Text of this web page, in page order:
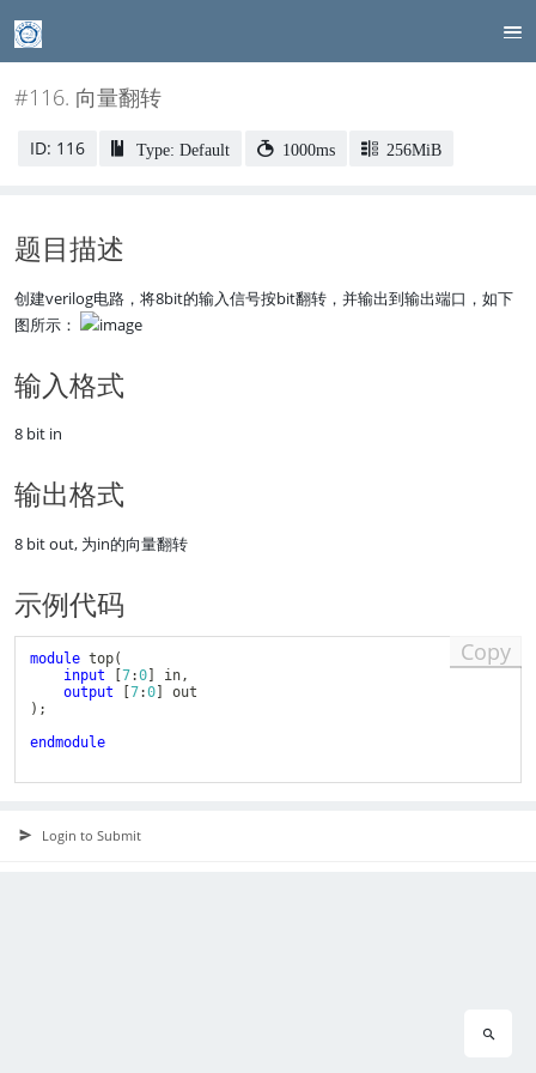
#116. 向量翻转
ID: 116 Type: Default 1000ms 256MiB
题目描述
创建verilog电路，将8bit的输入信号按bit翻转，并输出到输出端口，如下
图所示：
输入格式
8 bit in
输出格式
8 bit out, 为in的向量翻转
示例代码
module top(
input
7:0] in,
output
7:0]
) ;
endmodule
Copy
Login to Submit